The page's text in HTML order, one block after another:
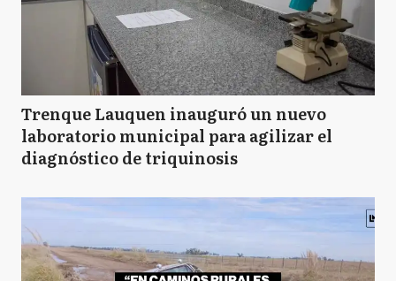
Trenque Lauquen inauguró un nuevo
laboratorio municipal para agilizar el
diagnóstico de triquinosis